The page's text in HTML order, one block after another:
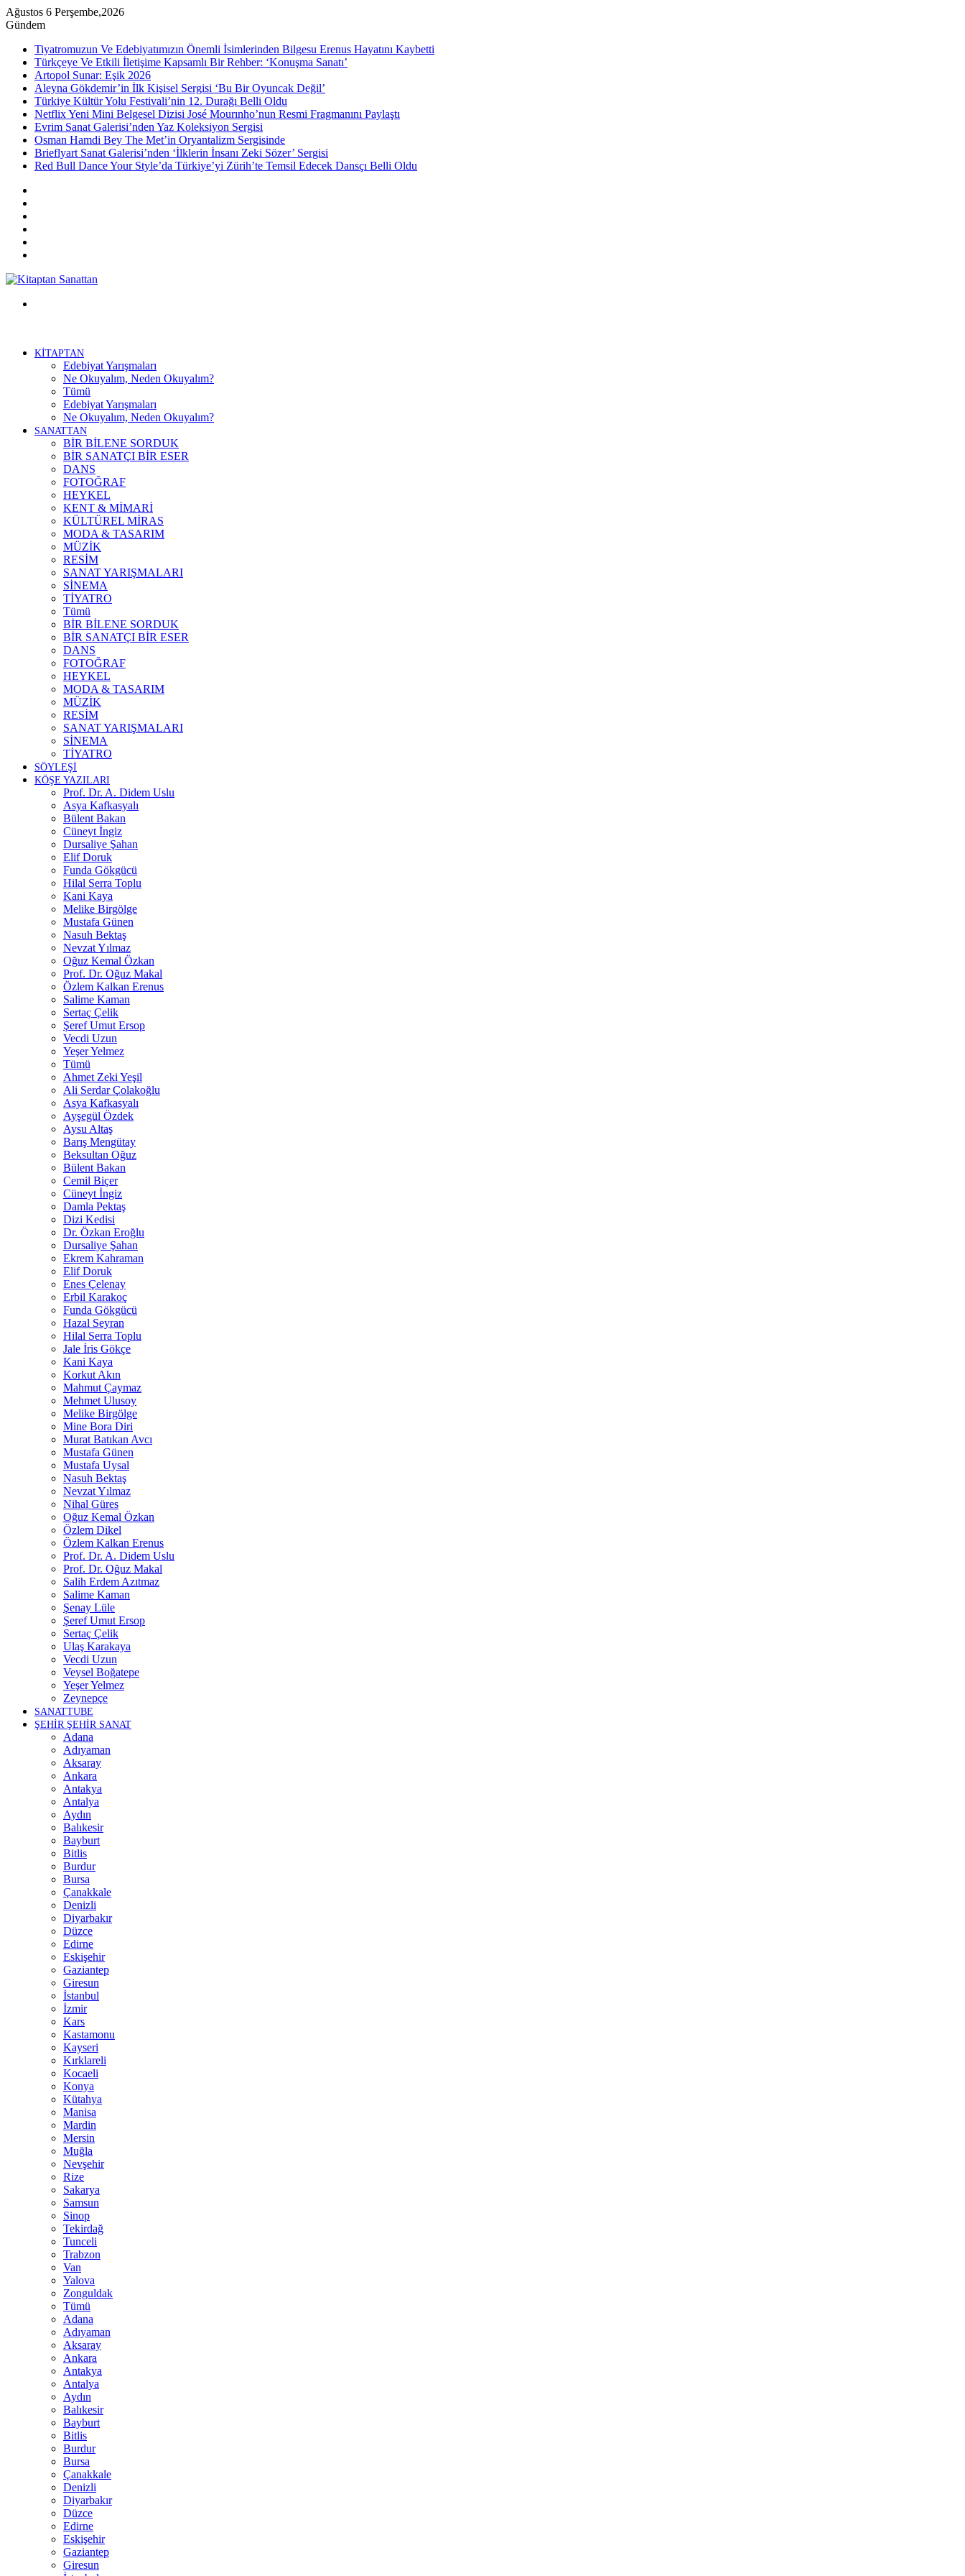
Ağustos 6 Perşembe,2026
Gündem
Tiyatromuzun Ve Edebiyatımızın Önemli İsimlerinden Bilgesu Erenus Hayatını Kaybetti
Türkçeye Ve Etkili İletişime Kapsamlı Bir Rehber: ‘Konuşma Sanatı’
Artopol Sunar: Eşik 2026
Aleyna Gökdemir’in İlk Kişisel Sergisi ‘Bu Bir Oyuncak Değil’
Türkiye Kültür Yolu Festivali’nin 12. Durağı Belli Oldu
Netflix Yeni Mini Belgesel Dizisi José Mourınho’nun Resmi Fragmanını Paylaştı
Evrim Sanat Galerisi’nden Yaz Koleksiyon Sergisi
Osman Hamdi Bey The Met’in Oryantalizm Sergisinde
Brieflyart Sanat Galerisi’nden ‘İlklerin İnsanı Zeki Sözer’ Sergisi
Red Bull Dance Your Style’da Türkiye’yi Zürih’te Temsil Edecek Dansçı Belli Oldu
KİTAPTAN
Edebiyat Yarışmaları
Ne Okuyalım, Neden Okuyalım?
Tümü
Edebiyat Yarışmaları
Ne Okuyalım, Neden Okuyalım?
SANATTAN
BİR BİLENE SORDUK
BİR SANATÇI BİR ESER
DANS
FOTOĞRAF
HEYKEL
KENT & MİMARİ
KÜLTÜREL MİRAS
MODA & TASARIM
MÜZİK
RESİM
SANAT YARIŞMALARI
SİNEMA
TİYATRO
Tümü
BİR BİLENE SORDUK
BİR SANATÇI BİR ESER
DANS
FOTOĞRAF
HEYKEL
MODA & TASARIM
MÜZİK
RESİM
SANAT YARIŞMALARI
SİNEMA
TİYATRO
SÖYLEŞİ
KÖŞE YAZILARI
Prof. Dr. A. Didem Uslu
Asya Kafkasyalı
Bülent Bakan
Cüneyt İngiz
Dursaliye Şahan
Elif Doruk
Funda Gökgücü
Hilal Serra Toplu
Kani Kaya
Melike Birgölge
Mustafa Günen
Nasuh Bektaş
Nevzat Yılmaz
Oğuz Kemal Özkan
Prof. Dr. Oğuz Makal
Özlem Kalkan Erenus
Salime Kaman
Sertaç Çelik
Şeref Umut Ersop
Vecdi Uzun
Yeşer Yelmez
Tümü
Ahmet Zeki Yeşil
Ali Serdar Çolakoğlu
Asya Kafkasyalı
Ayşegül Özdek
Aysu Altaş
Barış Mengütay
Beksultan Oğuz
Bülent Bakan
Cemil Biçer
Cüneyt İngiz
Damla Pektaş
Dizi Kedisi
Dr. Özkan Eroğlu
Dursaliye Şahan
Ekrem Kahraman
Elif Doruk
Enes Çelenay
Erbil Karakoç
Funda Gökgücü
Hazal Seyran
Hilal Serra Toplu
Jale İris Gökçe
Kani Kaya
Korkut Akın
Mahmut Çaymaz
Mehmet Ulusoy
Melike Birgölge
Mine Bora Diri
Murat Batıkan Avcı
Mustafa Günen
Mustafa Uysal
Nasuh Bektaş
Nevzat Yılmaz
Nihal Güres
Oğuz Kemal Özkan
Özlem Dikel
Özlem Kalkan Erenus
Prof. Dr. A. Didem Uslu
Prof. Dr. Oğuz Makal
Salih Erdem Azıtmaz
Salime Kaman
Şenay Lüle
Şeref Umut Ersop
Sertaç Çelik
Ulaş Karakaya
Vecdi Uzun
Veysel Boğatepe
Yeşer Yelmez
Zeynepçe
SANATTUBE
ŞEHİR ŞEHİR SANAT
Adana
Adıyaman
Aksaray
Ankara
Antakya
Antalya
Aydın
Balıkesir
Bayburt
Bitlis
Burdur
Bursa
Çanakkale
Denizli
Diyarbakır
Düzce
Edirne
Eskişehir
Gaziantep
Giresun
İstanbul
İzmir
Kars
Kastamonu
Kayseri
Kırklareli
Kocaeli
Konya
Kütahya
Manisa
Mardin
Mersin
Muğla
Nevşehir
Rize
Sakarya
Samsun
Sinop
Tekirdağ
Tunceli
Trabzon
Van
Yalova
Zonguldak
Tümü
Adana
Adıyaman
Aksaray
Ankara
Antakya
Antalya
Aydın
Balıkesir
Bayburt
Bitlis
Burdur
Bursa
Çanakkale
Denizli
Diyarbakır
Düzce
Edirne
Eskişehir
Gaziantep
Giresun